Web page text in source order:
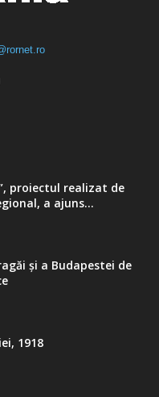
proiectul realizat de
a ajuns...
şi a Budapestei de
1918